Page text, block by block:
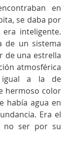
en
se daba por
inteligente.
de un sistema
de una estrella
atmosférica
igual a la de
hermoso color
había agua en
Era el
no ser por su